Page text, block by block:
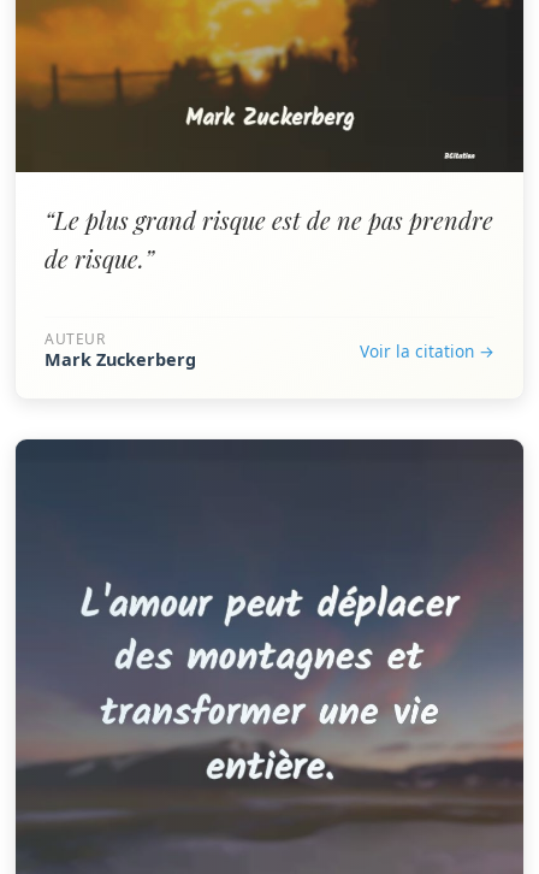
“Le plus grand risque est de ne pas prendre
de risque.”
AUTEUR
Mark Zuckerberg Voir la citation →